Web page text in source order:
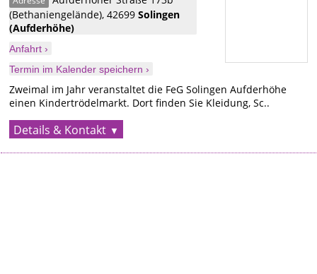
(Bethaniengelände),42699Solingen
(Aufderhöhe)
Anfahrt ›
Termin im Kalender speichern ›
Zweimal im Jahr veranstaltet die FeG Solingen Aufderhöhe
einen Kindertrödelmarkt. Dort finden Sie Kleidung, Sc..
Details & Kontakt